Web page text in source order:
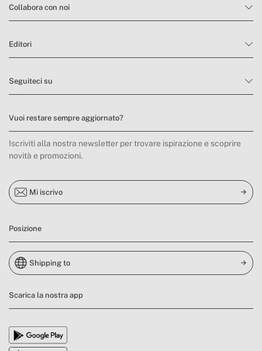
Collabora con noi
Editori
Seguiteci su
Vuoi restare sempre aggiornato?
Iscriviti alla nostra newsletter per trovare ispirazione e scoprire
novità e promozioni.
Mi iscrivo
Posizione
Shipping to
Scarica la nostra app